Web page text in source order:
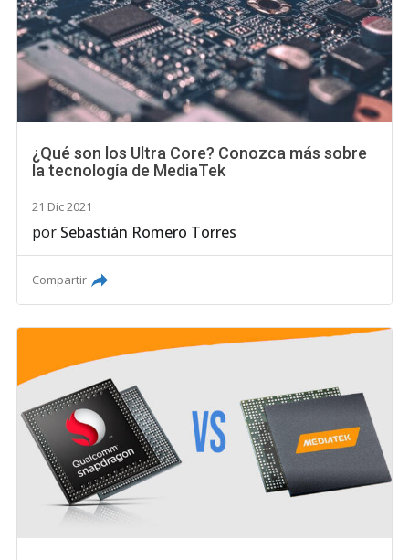
¿Qué son los Ultra Core? Conozca más sobre
la tecnología de MediaTek
21 Dic 2021
por Sebastián Romero Torres
Compartir